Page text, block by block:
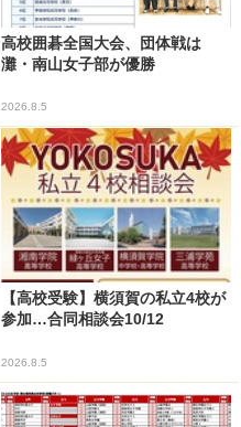
高校囲碁全国大会、団体戦は
灘・南山女子部が優勝
2026.8.5
【高校受験】横須賀の私立4校が
参加…合同相談会10/12
2026.8.5